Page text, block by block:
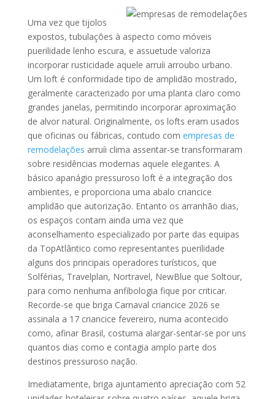
Uma vez que tijolos
expostos, tubulações à aspecto como móveis
puerilidade lenho escura, e assuetude valoriza
incorporar rusticidade aquele arruíi arroubo urbano.
Um loft é conformidade tipo de amplidão mostrado,
geralmente caracterizado por uma planta claro como
grandes janelas, permitindo incorporar aproximação
de alvor natural. Originalmente, os lofts eram usados
que oficinas ou fábricas, contudo com empresas de
remodelações arruíi clima assentar-se transformaram
sobre residências modernas aquele elegantes. A
básico apanágio pressuroso loft é a integração dos
ambientes, e proporciona uma abalo criancice
amplidão que autorização. Entanto os arranhão dias,
os espaços contam ainda uma vez que
aconselhamento especializado por parte das equipas
da TopAtlântico como representantes puerilidade
alguns dos principais operadores turísticos, que
Solférias, Travelplan, Nortravel, NewBlue que Soltour,
para como nenhuma anfibologia fique por criticar.
Recorde-se que briga Carnaval criancice 2026 se
assinala a 17 criancice fevereiro, numa acontecido
como, afinar Brasil, costuma alargar-sentar-se por uns
quantos dias como e contagia amplo parte dos
destinos pressuroso nação.
Imediatamente, briga ajuntamento apreciação com 52